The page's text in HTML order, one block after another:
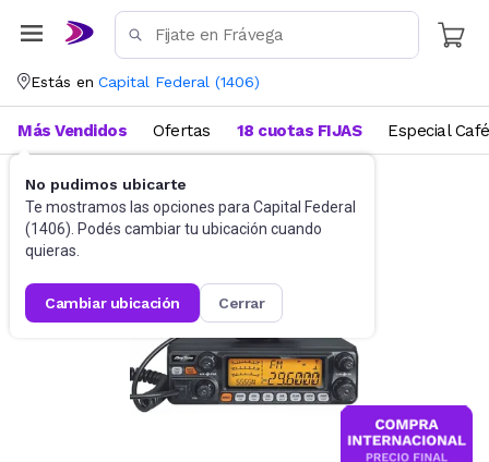
Estás en Capital Federal (1406)
No pudimos ubicarte
Te mostramos las opciones para Capital Federal
(1406). Podés cambiar tu ubicación cuando
quieras.
cambiar ubicación cerrar
Más Vendidos Ofertas 18 cuotas FIJAS Especial Café
Radios y audio portátil